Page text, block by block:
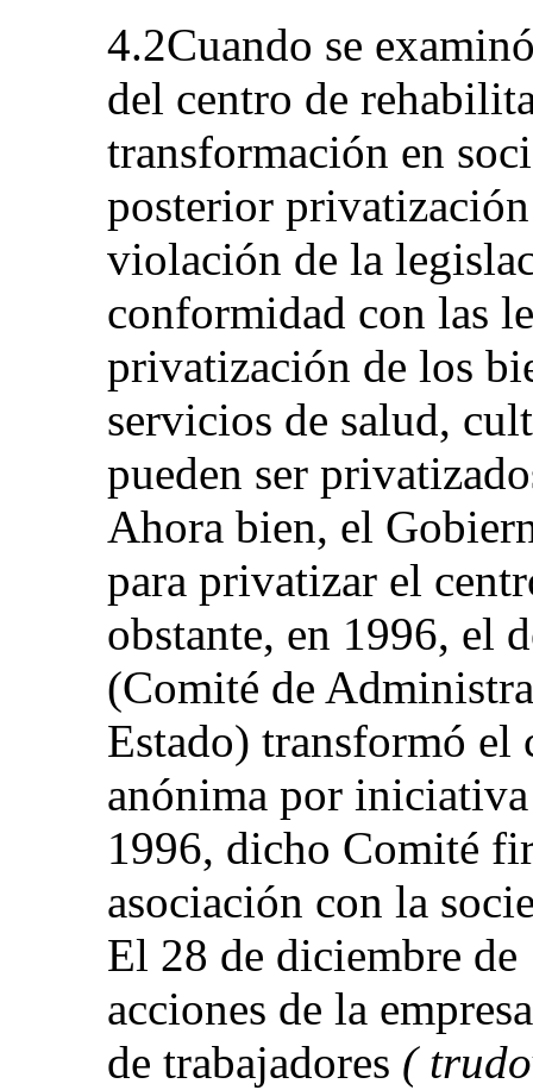
4.2Cuando se
del centro de
transformación en
posterior
violación de la
conformidad con las
privatización de los
servicios de salud,
pueden ser
Ahora bien, el
para privatizar el
obstante, en 1996, el
(Comité de
Estado) transformó el
anónima por
1996, dicho Comité
asociación con la
El 28 de diciembre
acciones de la
de trabajadores (